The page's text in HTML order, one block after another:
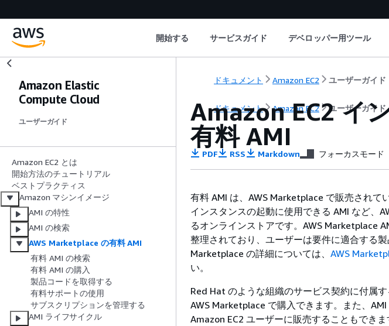
開始する サービスガイド デベロッパー用ツール
Amazon Elastic
Compute Cloud
ユーザーガイド
Amazon EC2 とは
開始方法のチュートリアル
ベストプラクティス
Amazon マシンイメージ
AMI の特性
AMI の検索
AWS Marketplace の有料 AMI
有料 AMI の検索
有料 AMI の購入
製品コードを取得する
有料サポートの使用
サブスクリプションを管理する
AMI ライフサイクル
ドキュメント Amazon EC2 ユーザーガイド
ドキュメント Amazon EC2 ユーザーガイド
Amazon EC2 イ
有料 AMI
PDF RSS Markdown フォーカスモード
有料 AMI は、AWS Marketplace で販売されて
インスタンスの起動に使用できる AMI など、
るオンラインストアです。AWS Marketplace
整理されており、ユーザーは要件に適合する
Marketplace の詳細については、 AWS
い。
Red Hat のような組織のサービス契約に付属
AWS Marketplace で購入できます。また、
Amazon EC2 ユーザーに販売することもでき